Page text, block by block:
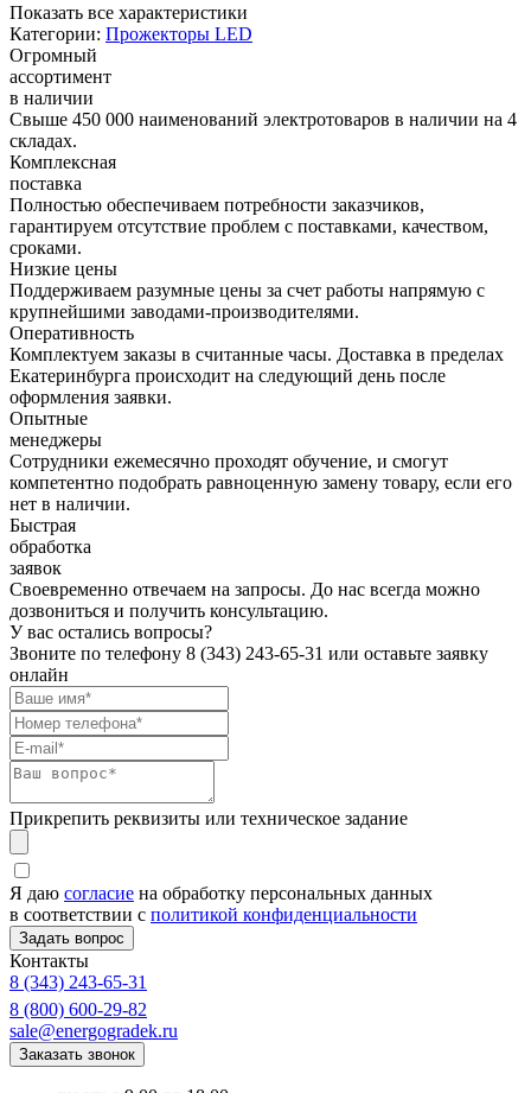
Показать все характеристики
Категории: Прожекторы LED
Огромный
ассортимент
в наличии
Свыше 450 000 наименований электротоваров в наличии на 4
складах.
Комплексная
поставка
Полностью обеспечиваем потребности заказчиков,
гарантируем отсутствие проблем с поставками, качеством,
сроками.
Низкие цены
Поддерживаем разумные цены за счет работы напрямую с
крупнейшими заводами-производителями.
Оперативность
Комплектуем заказы в считанные часы. Доставка в пределах
Екатеринбурга происходит на следующий день после
оформления заявки.
Опытные
менеджеры
Сотрудники ежемесячно проходят обучение, и смогут
компетентно подобрать равноценную замену товару, если его
нет в наличии.
Быстрая
обработка
заявок
Своевременно отвечаем на запросы. До нас всегда можно
дозвониться и получить консультацию.
У вас остались вопросы?
Звоните по телефону 8 (343) 243-65-31 или оставьте заявку
онлайн
Прикрепить реквизиты или техническое задание
Я даю согласие на обработку персональных данных
в соответствии с политикой конфиденциальности
Контакты
8 (343) 243-65-31
8 (800) 600-29-82
sale@energogradek.ru